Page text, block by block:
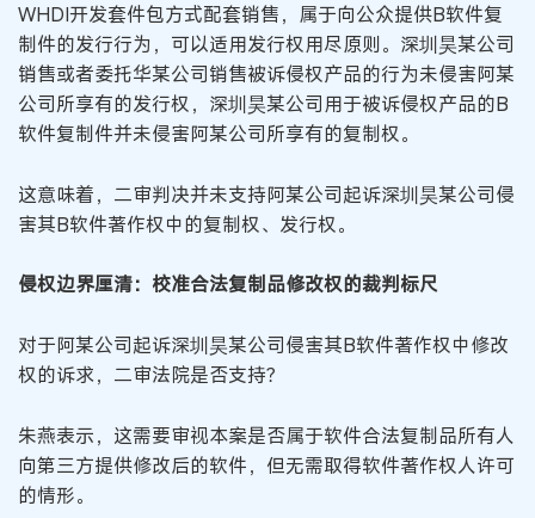
WHDI开发套件包方式配套销售，属于向公众提供B软件复
制件的发行行为，可以适用发行权用尽原则。深圳昊某公司
销售或者委托华某公司销售被诉侵权产品的行为未侵害阿某
公司所享有的发行权，深圳昊某公司用于被诉侵权产品的B
软件复制件并未侵害阿某公司所享有的复制权。
这意味着，二审判决并未支持阿某公司起诉深圳昊某公司侵
害其B软件著作权中的复制权、发行权。
侵权边界厘清：校准合法复制品修改权的裁判标尺
对于阿某公司起诉深圳昊某公司侵害其B软件著作权中修改
权的诉求，二审法院是否支持？
朱燕表示，这需要审视本案是否属于软件合法复制品所有人
向第三方提供修改后的软件，但无需取得软件著作权人许可
的情形。